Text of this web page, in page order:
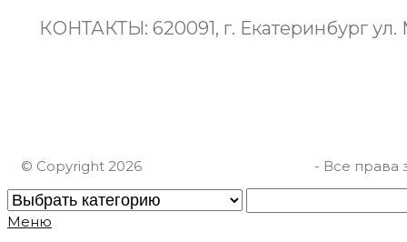
КОНТАКТЫ: 620091, г. Екатеринбург
© Copyright 2026 - Все
Меню